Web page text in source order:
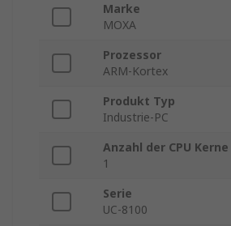
Marke
MOXA
Prozessor
ARM-Kortex
Produkt Typ
Industrie-PC
Anzahl der CPU Kerne
1
Serie
UC-8100